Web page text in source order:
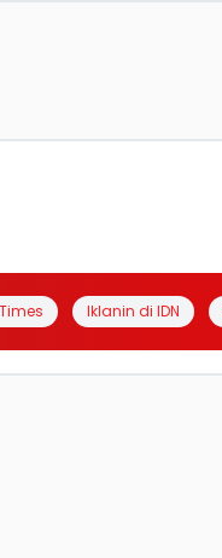
Iklanin di IDN